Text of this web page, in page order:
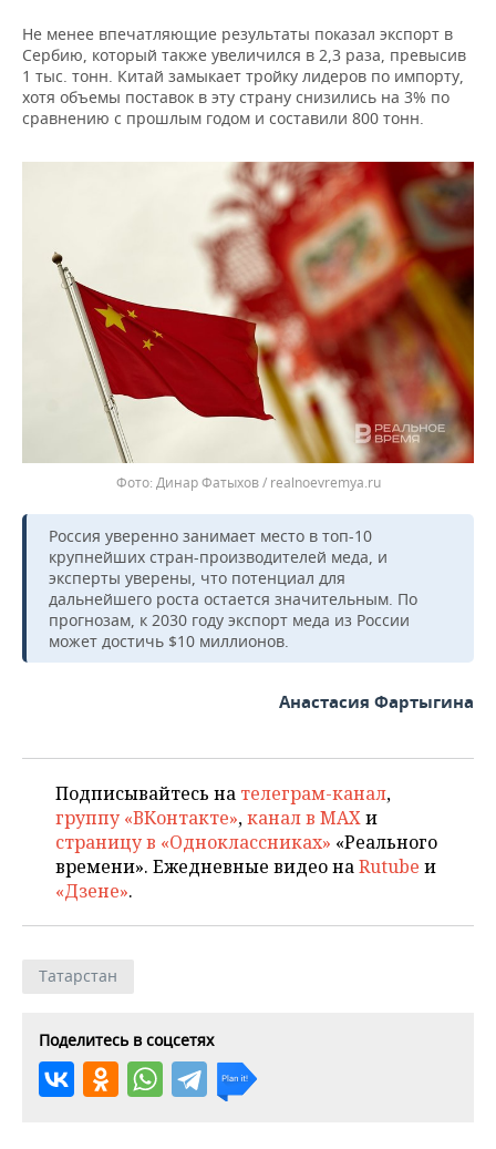
Не менее впечатляющие результаты показал экспорт в
Сербию, который также увеличился в 2,3 раза, превысив
1 тыс. тонн. Китай замыкает тройку лидеров по импорту,
хотя объемы поставок в эту страну снизились на 3% по
сравнению с прошлым годом и составили 800 тонн.
Динар Фатыхов / realnoevremya.ru
Россия уверенно занимает место в топ-10
крупнейших стран-производителей меда, и
эксперты уверены, что потенциал для
дальнейшего роста остается значительным. По
прогнозам, к 2030 году экспорт меда из России
может достичь $10 миллионов.
Анастасия Фартыгина
Подписывайтесь на телеграм-канал,
группу «ВКонтакте»,канал в MAXи
страницу в «Одноклассниках» «Реального
времени». Ежедневные видео наRutube и
«Дзене».
Татарстан
Поделитесь в соцсетях